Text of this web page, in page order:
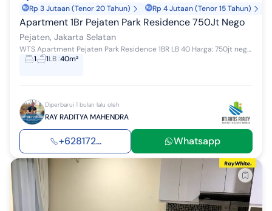
Rp 3 Jutaan (Tenor 20 Tahun) Rp 4 Jutaan (Tenor 15 Tahun)
Apartment 1Br Pejaten Park Residence 750Jt Nego
Pejaten, Jakarta Selatan
WTS Apartment Pejaten Park Residence 1BR LB 40 Harga: 750jt nego Hub: Ray-Atlantis wa.me/62817235xxxx
1
1LB:40m²
Diperbarui 1 bulan lalu oleh
RAY RADITYA MAHENDRA
+628172... Whatsapp